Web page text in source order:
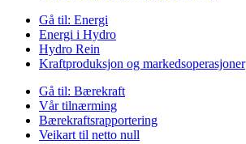
Gå til: Energi
Energi i Hydro
Hydro Rein
Kraftproduksjon og markedsoperasjoner
Gå til: Bærekraft
Vår tilnærming
Bærekraftsrapportering
Veikart til netto null